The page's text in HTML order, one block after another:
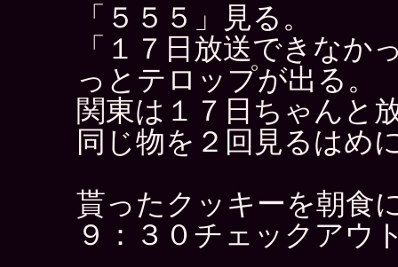
「５５５」見る。
「１７日放送できなか
っとテロップが出る。
関東は１７日ちゃんと
同じ物を２回見るはめ
貰ったクッキーを朝食
９：３０チェックアウ